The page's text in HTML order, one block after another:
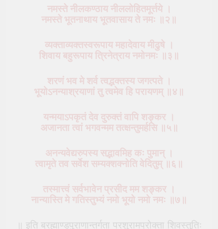
नमस्ते नीलकण्ठाय नीललोहितमूर्त्तये ।
नमस्ते भूतनाथाय भूतवासाय ते नमः ॥२॥
व्यक्ताव्यक्तस्वरूपाय महादेवाय मीढुषे ।
शिवाय बहुरूपाय त्रिनेत्राय नमोनमः ॥३॥
शरणं भव मे शर्व त्वद्भक्तस्य जगत्पते ।
भूयोऽनन्याश्रयाणां तु त्वमेव हि परायणम् ॥४॥
यन्मयाऽपकृतं देव दुरुक्तं वापि शङ्कर ।
अजानता त्वां भगवन्मम तत्क्षन्तुमर्हसि ॥५॥
अनन्यवेद्यरुपस्य सद्भावमिह कः पुमान् ।
त्वामृते तव सर्वेश सम्यक्शक्नोति वेदितुम् ॥६॥
तस्मात्त्वं सर्वभावेन प्रसीद मम शङ्कर ।
नान्यास्ति मे गतिस्तुभ्यं नमो भूयो नमो नमः ॥७॥
॥ इति ब्रह्माण्डपुराणान्तर्गता परशुरामप्रोक्ता शिवस्तुतिः